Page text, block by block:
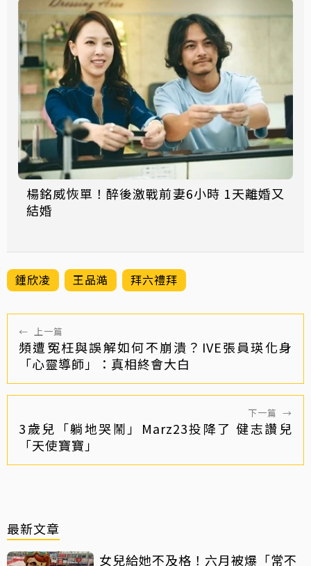
楊銘威恢單！醉後激戰前妻6小時 1天離婚又
結婚
鍾欣凌 王品澔 拜六禮拜
← 上一篇
頻遭冤枉與誤解如何不崩潰？IVE張員瑛化身
「心靈導師」：真相終會大白
下一篇 →
3歲兒「躺地哭鬧」Marz23投降了 健志讚兒
「天使寶寶」
最新文章
女兒給她不及格！六月被爆「常不